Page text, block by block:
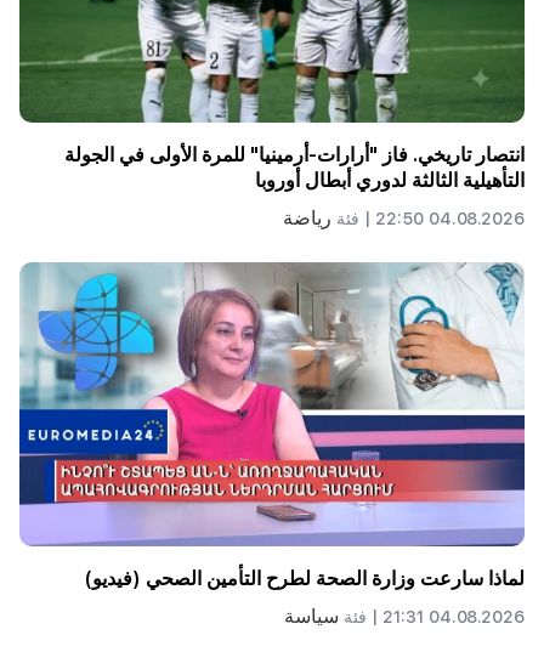
انتصار تاريخي. فاز "أرارات-أرمينيا" للمرة الأولى في الجولة
التأهيلية الثالثة لدوري أبطال أوروبا
04.08.2026 22:50 | فئة رياضة
لماذا سارعت وزارة الصحة لطرح التأمين الصحي (فيديو)
04.08.2026 21:31 | فئة سياسة